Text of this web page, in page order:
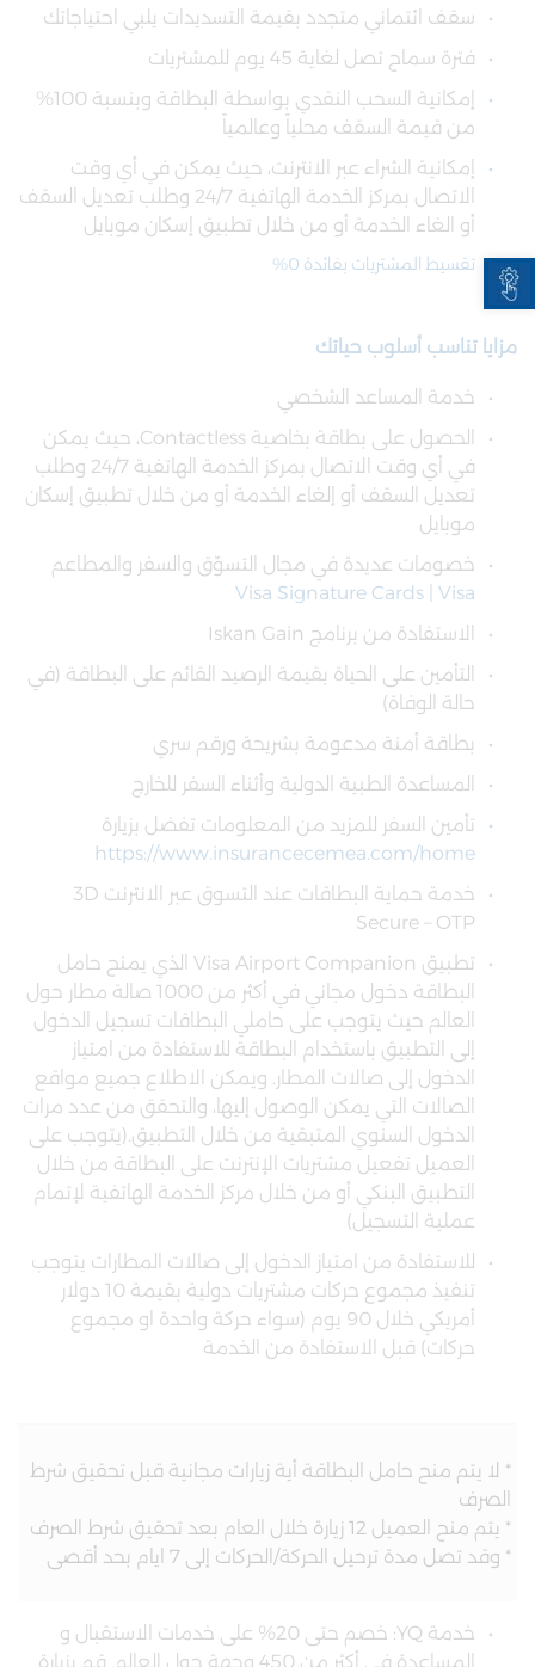
Open toolbar
سقف ائتماني متجدد بقيمة التسديدات يلبي احتياجاتك
فترة سماح تصل لغاية 45 يوم للمشتريات
إمكانية السحب النقدي بواسطة البطاقة وبنسبة 100%
من قيمة السقف محلياً وعالمياً
إمكانية الشراء عبر الانترنت، حيث يمكن في أي وقت
الاتصال بمركز الخدمة الهاتفية 24/7 وطلب تعديل السقف
أو الغاء الخدمة أو من خلال تطبيق إسكان موبايل
تقسيط المشتريات بفائدة 0%
مزايا تناسب أسلوب حياتك
خدمة المساعد الشخصي
الحصول على بطاقة بخاصية Contactless، حيث يمكن
في أي وقت الاتصال بمركز الخدمة الهاتفية 24/7 وطلب
تعديل السقف أو إلغاء الخدمة أو من خلال تطبيق إسكان
موبايل
خصومات عديدة في مجال التسوّق والسفر والمطاعم
Visa Signature Cards | Visa
الاستفادة من برنامج Iskan Gain
التأمين على الحياة بقيمة الرصيد القائم على البطاقة (في
حالة الوفاة)
بطاقة أمنة مدعومة بشريحة ورقم سري
المساعدة الطبية الدولية وأثناء السفر للخارج
تأمين السفر للمزيد من المعلومات تفضل بزيارة
https://www.insurancecemea.com/home
خدمة حماية البطاقات عند التسوق عبر الانترنت 3D
Secure – OTP
تطبيق Visa Airport Companion
الذي يمنح حامل
البطاقة دخول مجاني في أكثر من 1000 صالة مطار حول
العالم حيث يتوجب على حاملي البطاقات تسجيل الدخول
إلى التطبيق باستخدام البطاقة للاستفادة من امتياز
الدخول إلى صالات المطار. ويمكن الاطلاع جميع مواقع
الصالات التي يمكن الوصول إليها، والتحقق من عدد مرات
الدخول السنوي المتبقية من خلال التطبيق.(يتوجب على
العميل تفعيل مشتريات الإنترنت على البطاقة من خلال
التطبيق البنكي أو من خلال مركز الخدمة الهاتفية لإتمام
عملية التسجيل)
للاستفادة من امتياز الدخول إلى صالات المطارات يتوجب
تنفيذ مجموع حركات مشتريات دولية بقيمة 10 دولار
أمريكي خلال 90 يوم (سواء حركة واحدة او مجموع
حركات) قبل الاستفادة من الخدمة
* لا يتم منح حامل البطاقة أية زيارات مجانية قبل تحقيق شرط
الصرف
* يتم منح العميل 12 زيارة خلال العام بعد تحقيق شرط الصرف
* وقد تصل مدة ترحيل الحركة/الحركات إلى 7 ايام بحد أقصى
خدمة YQ: خصم حتى 20% على خدمات الاستقبال و